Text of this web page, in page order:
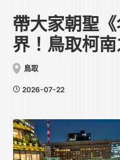
帶大家朝聖
界！鳥取柯
鳥取
2026-07-22